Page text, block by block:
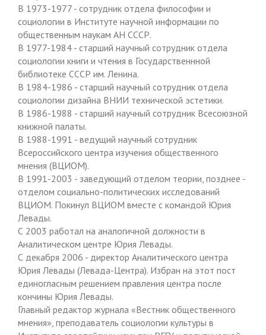
В 1973-1977 - сотрудник отдела философии и
социологии в Институте научной информации по
общественным наукам АН СССР.
В 1977-1984 - старший научный сотрудник отдела
социологии книги и чтения в Государственнной
библиотеке СССР им. Ленина.
В 1984-1986 - старший научный сотрудник отдела
социологии дизайна ВНИИ технической эстетики.
В 1986-1988 - старший научный сотрудник Всесоюзной
книжной палаты.
В 1988-1991 - ведущий научный сотрудник
Всероссийского центра изучения общественного
мнения (ВЦИОМ).
В 1991-2003 - заведующий отделом теории, позднее -
отделом социально-политических исследований
ВЦИОМ. Покинул ВЦИОМ вместе с командой Юрия
Левады.
С 2003 работал на аналогичной должности в
Аналитическом центре Юрия Левады.
С декабря 2006 - директор Аналитического центра
Юрия Левады (Левада-Центра). Избран на этот пост
единогласным решением правления центра после
кончины Юрия Левады.
Главный редактор журнала «Вестник общественного
мнения», преподаватель социологии культуры в